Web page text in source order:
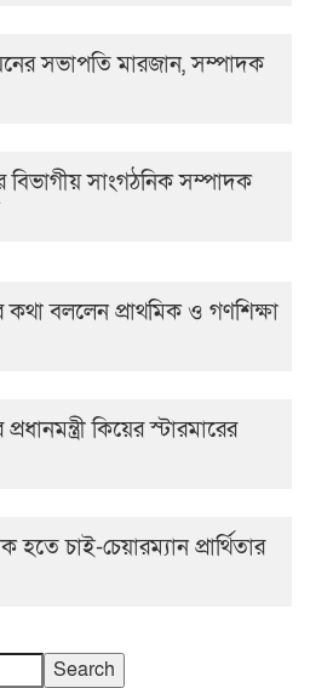
সভাপতি মারজান, সম্পাদক
বিভাগীয় সাংগঠনিক সম্পাদক
কথা বললেন প্রাথমিক ও গণশিক্ষা
কিয়ের স্টারমারের
চাই-চেয়ারম্যান প্রার্থিতার
Search